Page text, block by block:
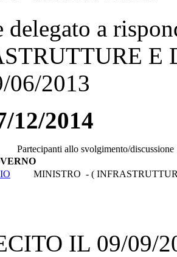
delegato a
E
06/2013
12/2014
Partecipanti allo svolgimento/discussione
MINISTRO - (
IL 09/09/